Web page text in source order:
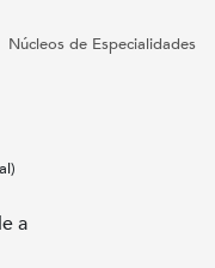
Núcleos de Especialidades
a